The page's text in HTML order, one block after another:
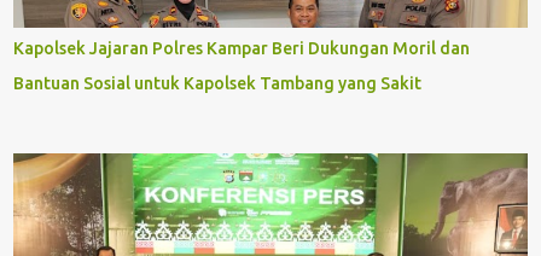
Kapolsek Jajaran Polres Kampar Beri Dukungan Moril dan
Bantuan Sosial untuk Kapolsek Tambang yang Sakit